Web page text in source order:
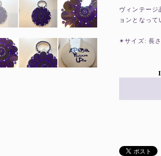
ヴィンテージ
ョンとなって
✴︎サイズ: 長